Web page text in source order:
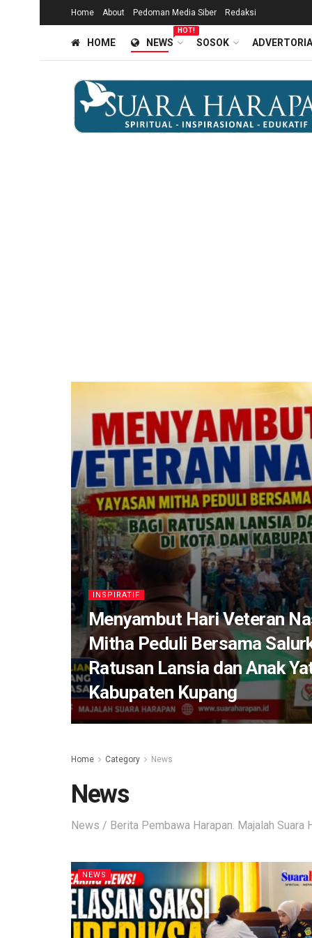
Home About Pedoman Media Siber Redaksi
HOME NEWS
HOT!
SOSOK
INSPIRATIF
​Menyambut Hari Veteran
Mitha Peduli Bersama
Ratusan Lansia dan Anak
Kabupaten Kupang
Home Category News
News
News / Berita Pembawa Harapan. Majalah Suara
NEWS